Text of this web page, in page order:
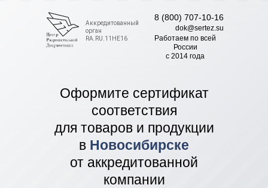
Аккредитованный
орган
RA.RU.11НЕ16
8 (800) 707-10-16
dok@sertez.su
Работаем по всей
Роcсии
с 2014 года
Оформите сертификат
соответствия
для товаров и продукции
в Новосибирске
от аккредитованной
компании